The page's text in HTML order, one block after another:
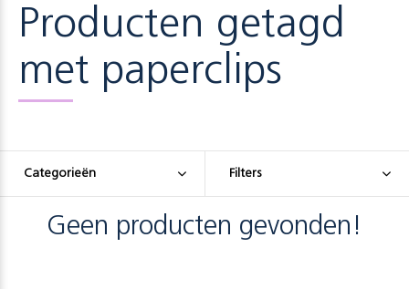
Producten getagd
met paperclips
Categorieën Filters
Geen producten gevonden!